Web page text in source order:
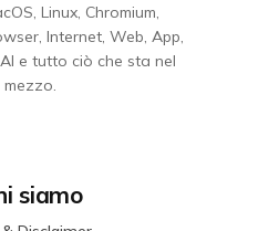
Linux, Chromium,
Internet, Web, App,
e tutto ciò che sta nel
mezzo.
siamo